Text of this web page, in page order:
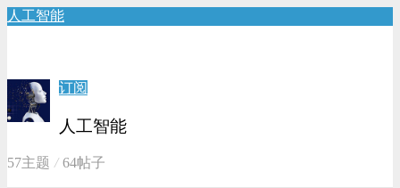
人工智能
订阅
人工智能
57主题 64帖子